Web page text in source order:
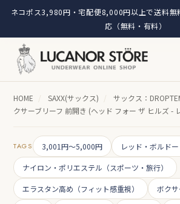
ネコポス3,980円・宅配便8,000円以上で送料無
応（無料・有料）
HOME / SAXX(サックス) /
サックス：
クサーブリーフ 前開き (ヘッド フォー ザ ヒルズ -
TAGS 3,001円～5,000円 レッド・ボルドー
ナイロン・ポリエステル（スポーツ・旅行）
エラスタン高め（フィット感重視） ボク